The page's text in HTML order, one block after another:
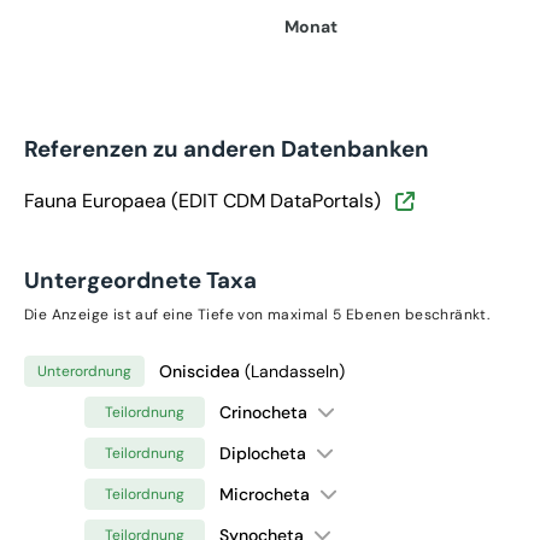
Monat
Referenzen zu anderen Datenbanken
Fauna Europaea (EDIT CDM DataPortals)
Untergeordnete Taxa
Die Anzeige ist auf eine Tiefe von maximal 5 Ebenen beschränkt.
Unterordnung Oniscidea (Landasseln)
Teilordnung Crinocheta
Teilordnung Diplocheta
Teilordnung Microcheta
Teilordnung Synocheta